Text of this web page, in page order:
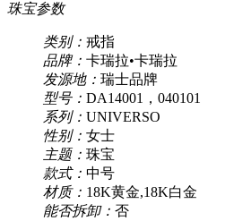
珠宝参数
类别： 戒指
品牌： 卡瑞拉•卡瑞拉
发源地： 瑞士品牌
型号： DA14001，040101
系列： UNIVERSO
性别： 女士
主题： 珠宝
款式： 中号
材质： 18K黄金,18K白金
能否拆卸： 否